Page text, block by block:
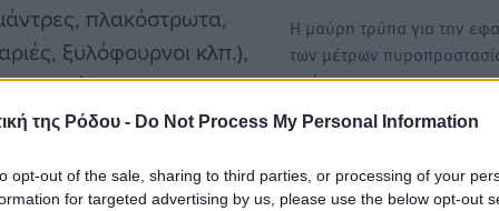
της Ρόδου - Do Not Process My Personal Information
opt-out of the sale, sharing to third parties, or processing of your
for targeted advertising by us, please use the below opt-out
πλακόστρωτα,
ξυλόφουρνοι κλπ.),
το κόστος των
έως το ποσό των
15.000 ευρώ έως
περιπτώσεις που το
Η μαύρη τρύπα για την
των μέτρων
πρέπει…
3 έτη
Αλλαγές σε όλα τα στάδια